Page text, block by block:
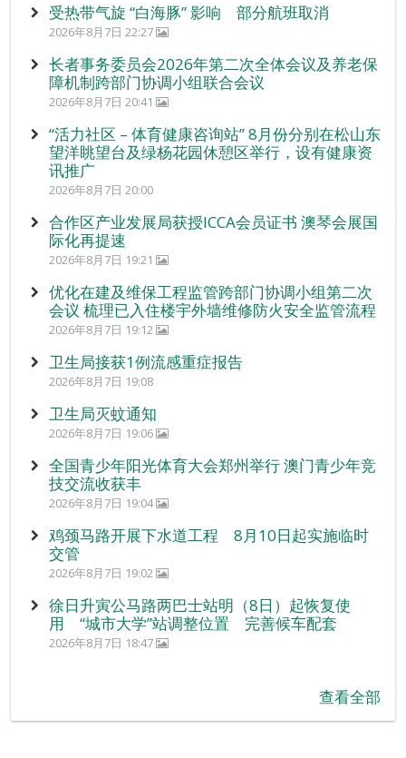
受热带气旋 “白海豚” 影响 部分航班取消
2026年8月7日 22:27
长者事务委员会2026年第二次全体会议及养老保
障机制跨部门协调小组联合会议
2026年8月7日 20:41
“活力社区 – 体育健康咨询站” 8月份分别在松山东
望洋眺望台及绿杨花园休憩区举行，设有健康资
讯推广
2026年8月7日 20:00
合作区产业发展局获授ICCA会员证书 澳琴会展国
际化再提速
2026年8月7日 19:21
优化在建及维保工程监管跨部门协调小组第二次
会议 梳理已入住楼宇外墙维修防火安全监管流程
2026年8月7日 19:12
卫生局接获1例流感重症报告
2026年8月7日 19:08
卫生局灭蚊通知
2026年8月7日 19:06
全国青少年阳光体育大会郑州举行 澳门青少年竞
技交流收获丰
2026年8月7日 19:04
鸡颈马路开展下水道工程 8月10日起实施临时
交管
2026年8月7日 19:02
徐日升寅公马路两巴士站明（8日）起恢复使
用 “城市大学”站调整位置 完善候车配套
2026年8月7日 18:47
查看全部